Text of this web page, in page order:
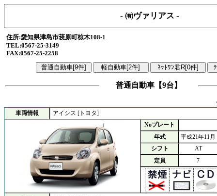
- ㈲ヴァリアス -
住所:愛知県津島市莪原町椋木108-1
TEL:0567-25-3149
FAX:0567-25-2258
普通自動車【9台】
車両情報
アイシス [トヨタ]
Noプレート
年式
平成21年11月
シフト
AT
定員
7